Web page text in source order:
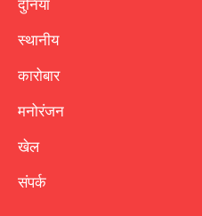
दुनिया
स्थानीय
कारोबार
मनोरंजन
खेल
संपर्क